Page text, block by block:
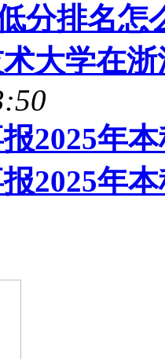
分排名怎
大学在
2025年
2025年